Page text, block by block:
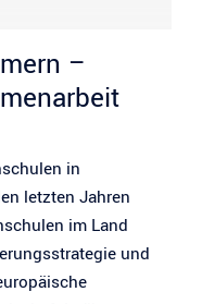
–
in
letzten Jahren
im Land
und